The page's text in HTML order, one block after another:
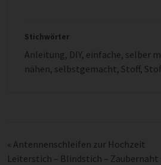
Stichwörter
Anleitung, DIY, einfache, selber
nähen, selbstgemacht, Stoff,
« Antennenschleifen zur Hochzeit
Leiterstich – Blindstich –